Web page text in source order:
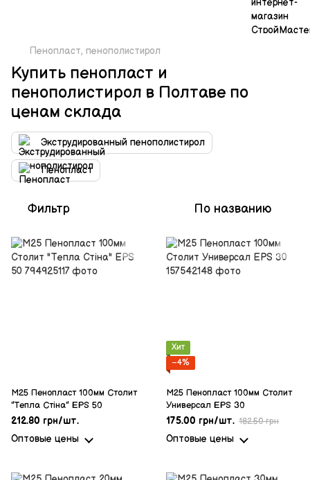
Пенопласт, пенополистирол
Купить пенопласт и
пенополистирол в Полтаве по
ценам склада
Экструдированный пенополистирол
Пенопласт
Фильтр По названию
M25 Пенопласт 100мм Столит
"Тепла Стіна" EPS 50
212.80 грн/шт.
Оптовые цены
Хит
−4%
M25 Пенопласт 100мм Столит
Универсал EPS 30
175.00 грн/шт. 182.50 грн
Оптовые цены